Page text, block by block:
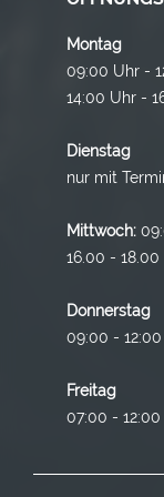
Montag
09:00 Uhr -
14:00 Uhr -
Dienstag
nur mit
Mittwoch:
16.00 - 18.00
Donnerstag
09:00 -
Freitag